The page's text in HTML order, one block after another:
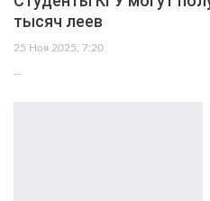
тысяч леев
25 Ноя 2025, 7:20
…